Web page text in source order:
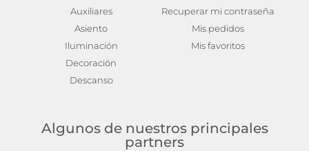
Auxiliares
Asiento
Iluminación
Decoración
Descanso
Recuperar mi contraseña
Mis pedidos
Mis favoritos
Algunos de nuestros principales
partners